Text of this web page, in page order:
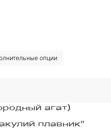
опции
агат)
плавник"